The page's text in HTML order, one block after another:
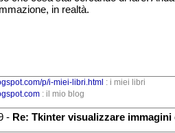
in realtà.
p/i-miei-libri.html : i miei libri
: il mio blog
- Re: Tkinter visualizzare